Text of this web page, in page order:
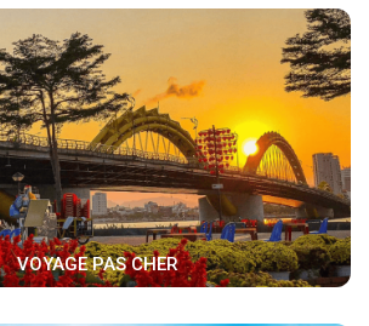
VOYAGE PAS CHER